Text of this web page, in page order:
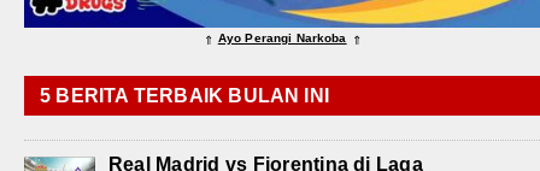
⇑ Ayo Perangi Narkoba ⇑
5 BERITA TERBAIK BULAN INI
Real Madrid vs Fiorentina di Laga